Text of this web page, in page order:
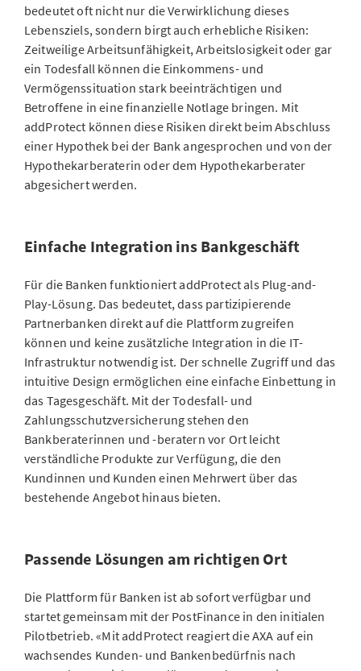
bedeutet oft nicht nur die Verwirklichung dieses
Lebensziels, sondern birgt auch erhebliche Risiken:
Zeitweilige Arbeitsunfähigkeit, Arbeitslosigkeit oder gar
ein Todesfall können die Einkommens- und
Vermögenssituation stark beeinträchtigen und
Betroffene in eine finanzielle Notlage bringen. Mit
addProtect können diese Risiken direkt beim Abschluss
einer Hypothek bei der Bank angesprochen und von der
Hypothekarberaterin oder dem Hypothekarberater
abgesichert werden.
Einfache Integration ins Bankgeschäft
Für die Banken funktioniert addProtect als Plug-and-
Play-Lösung. Das bedeutet, dass partizipierende
Partnerbanken direkt auf die Plattform zugreifen
können und keine zusätzliche Integration in die IT-
Infrastruktur notwendig ist. Der schnelle Zugriff und das
intuitive Design ermöglichen eine einfache Einbettung in
das Tagesgeschäft. Mit der Todesfall- und
Zahlungsschutzversicherung stehen den
Bankberaterinnen und -beratern vor Ort leicht
verständliche Produkte zur Verfügung, die den
Kundinnen und Kunden einen Mehrwert über das
bestehende Angebot hinaus bieten.
Passende Lösungen am richtigen Ort
Die Plattform für Banken ist ab sofort verfügbar und
startet gemeinsam mit der PostFinance in den initialen
Pilotbetrieb. «Mit addProtect reagiert die AXA auf ein
wachsendes Kunden- und Bankenbedürfnis nach